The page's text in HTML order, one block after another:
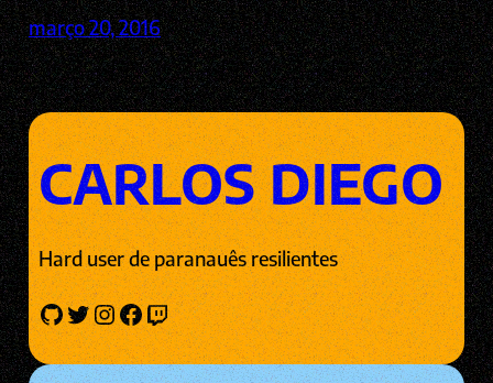
março 20, 2016
CARLOS DIEGO
Hard user de paranauês resilientes
GitHub Twitter InstagramFacebook Twitch